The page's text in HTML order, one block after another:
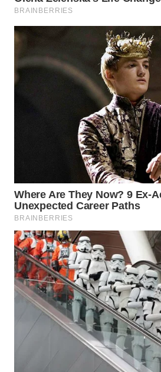
WN
DANAU
SELATAN
WN
LESUNG
WN
KARO
WN
SIMALUNGUN